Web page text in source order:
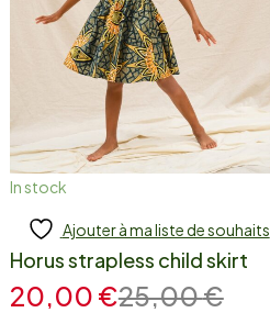
In stock
Add to cart
Ajouter à ma liste de souhaits
Horus strapless child skirt
25,00€
20,00 €